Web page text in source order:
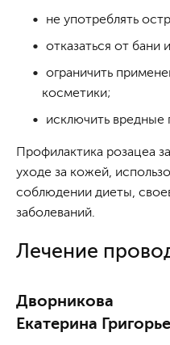
не употреблять
отказаться от бани
ограничить
косметики;
исключить вредные
Профилактика розацеа
уходе за кожей,
соблюдении диеты,
заболеваний.
Лечение
Дворникова
Екатерина